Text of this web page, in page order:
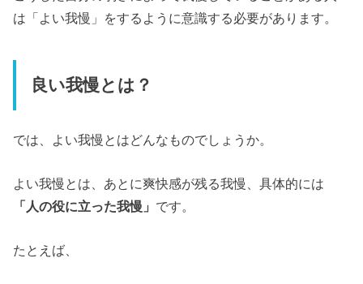
は「よい我慢」をするように意識する必要があります。
良い我慢とは？
では、よい我慢とはどんなものでしょうか。
よい我慢とは、あとに爽快感が残る我慢、具体的には
「人の役に立った我慢」 です。
たとえば、